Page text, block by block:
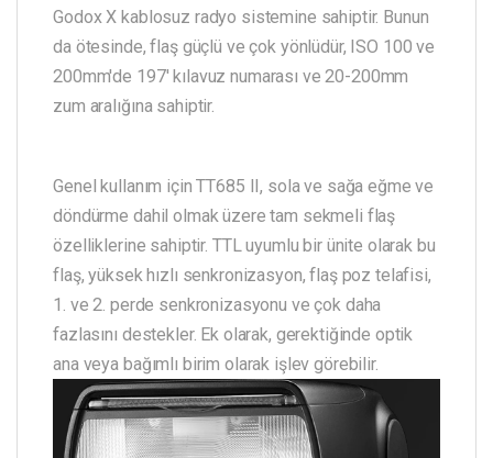
Godox X kablosuz radyo sistemine sahiptir. Bunun
da ötesinde, flaş güçlü ve çok yönlüdür, ISO 100 ve
200mm'de 197' kılavuz numarası ve 20-200mm
zum aralığına sahiptir.
Genel kullanım için TT685 II, sola ve sağa eğme ve
döndürme dahil olmak üzere tam sekmeli flaş
özelliklerine sahiptir. TTL uyumlu bir ünite olarak bu
flaş, yüksek hızlı senkronizasyon, flaş poz telafisi,
1. ve 2. perde senkronizasyonu ve çok daha
fazlasını destekler. Ek olarak, gerektiğinde optik
ana veya bağımlı birim olarak işlev görebilir.